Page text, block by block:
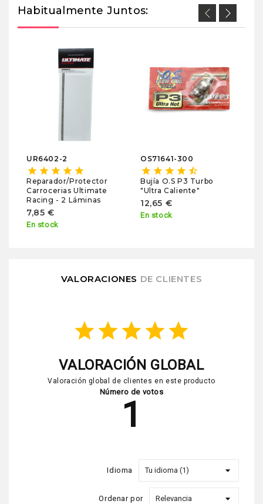
Habitualmente Juntos:
UR6402-2
star star star star star
Reparador/Protector
Carrocerias Ultimate
Racing - 2 Láminas
7,85 €
En stock
OS71641-300
star star star star star_half
Bujía O.S P3 Turbo
"Ultra Caliente"
12,65 €
En stock
VALORACIONES DE CLIENTES
starstarstarstarstar
VALORACIÓN GLOBAL
Valoración global de clientes en este producto
Número de votos
1
Idioma
Ordenar por